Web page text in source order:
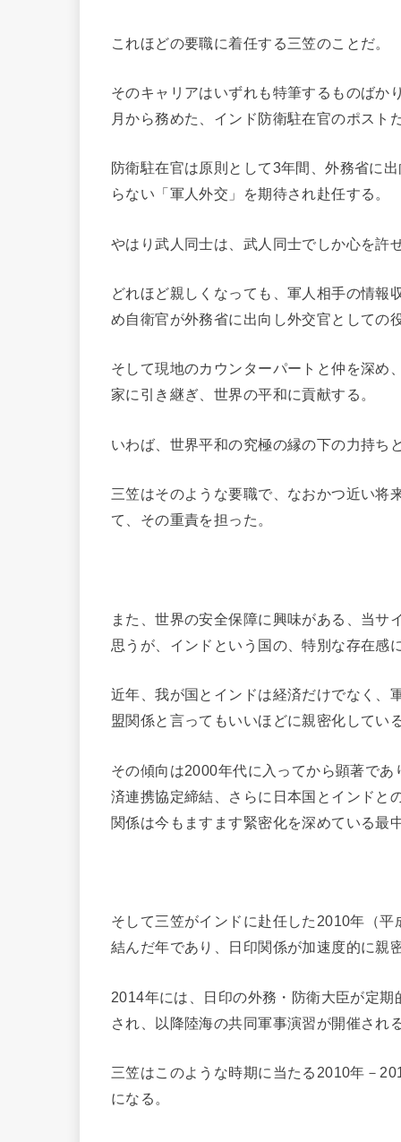
これほどの要職に着任する三笠のことだ。
そのキャリアはいずれも特筆するものばか
月から務めた、インド防衛駐在官のポスト
防衛駐在官は原則として3年間、外務省に
らない「軍人外交」を期待され赴任する。
やはり武人同士は、武人同士でしか心を許
どれほど親しくなっても、軍人相手の情報
め自衛官が外務省に出向し外交官としての
そして現地のカウンターパートと仲を深め
家に引き継ぎ、世界の平和に貢献する。
いわば、世界平和の究極の縁の下の力持ち
三笠はそのような要職で、なおかつ近い将
て、その重責を担った。
また、世界の安全保障に興味がある、当サ
思うが、インドという国の、特別な存在感
近年、我が国とインドは経済だけでなく、
盟関係と言ってもいいほどに親密化している
その傾向は2000年代に入ってから顕著で
済連携協定締結、さらに日本国とインドと
関係は今もますます緊密化を深めている最中
そして三笠がインドに赴任した2010年（
結んだ年であり、日印関係が加速度的に親
2014年には、日印の外務・防衛大臣が定
され、以降陸海の共同軍事演習が開催され
三笠はこのような時期に当たる2010年－
になる。